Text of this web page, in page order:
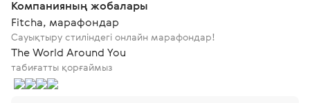
Компанияның жобалары
Fitcha, марафондар
Сауықтыру стиліндегі онлайн марафондар!
The World Around You
табиғатты қорғаймыз